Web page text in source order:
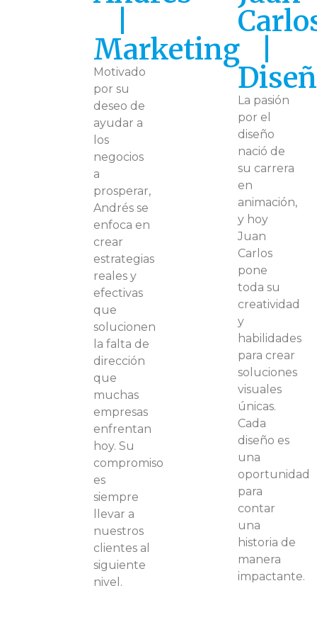
Marketing
Motivado
por su
deseo de
ayudar a
los
negocios
a
prosperar,
Andrés se
enfoca en
crear
estrategias
reales y
efectivas
que
solucionen
la falta de
dirección
que
muchas
empresas
enfrentan
hoy. Su
compromiso
es
siempre
llevar a
nuestros
clientes al
siguiente
nivel.
La pasión
por el
diseño
nació de
su carrera
en
animación,
y hoy
Juan
Carlos
pone
toda su
creatividad
y
habilidades
para crear
soluciones
visuales
únicas.
Cada
diseño es
una
oportunidad
para
contar
una
historia de
manera
impactante.